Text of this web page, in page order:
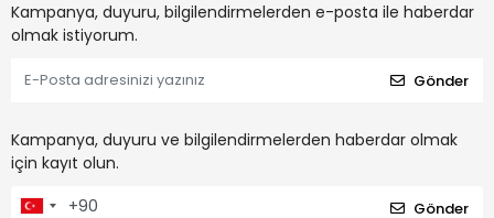
Kampanya, duyuru, bilgilendirmelerden e-posta ile haberdar
olmak istiyorum.
Gönder
Kampanya, duyuru ve bilgilendirmelerden haberdar olmak
için kayıt olun.
Gönder